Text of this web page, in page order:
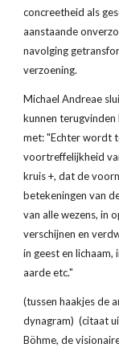
concreetheid als
aanstaande
navolging
verzoening.
Michael Andreae
kunnen
met: "Echter wordt
voortreffelijkheid
kruis +, dat de
betekeningen van
van alle wezens, in
verschijnen en
in geest en lichaam,
aarde etc."
(tussen haakjes de
dynagram)  (citaat
Böhme, de